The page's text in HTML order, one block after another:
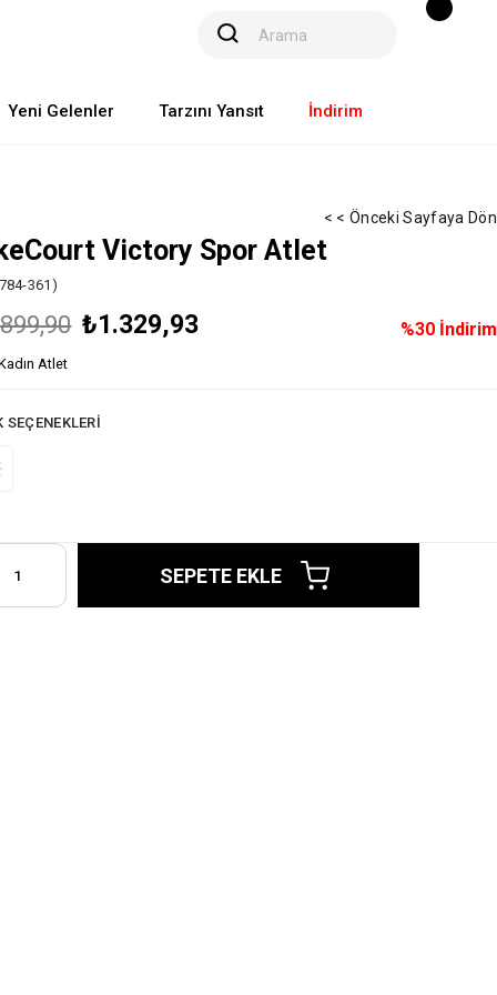
Yeni Gelenler Tarzını Yansıt İndirim
< < Önceki Sayfaya Dön
Victory Spor Atlet
361)
%30İndirim
₺1.329,93
Atlet
SEÇENEKLERI